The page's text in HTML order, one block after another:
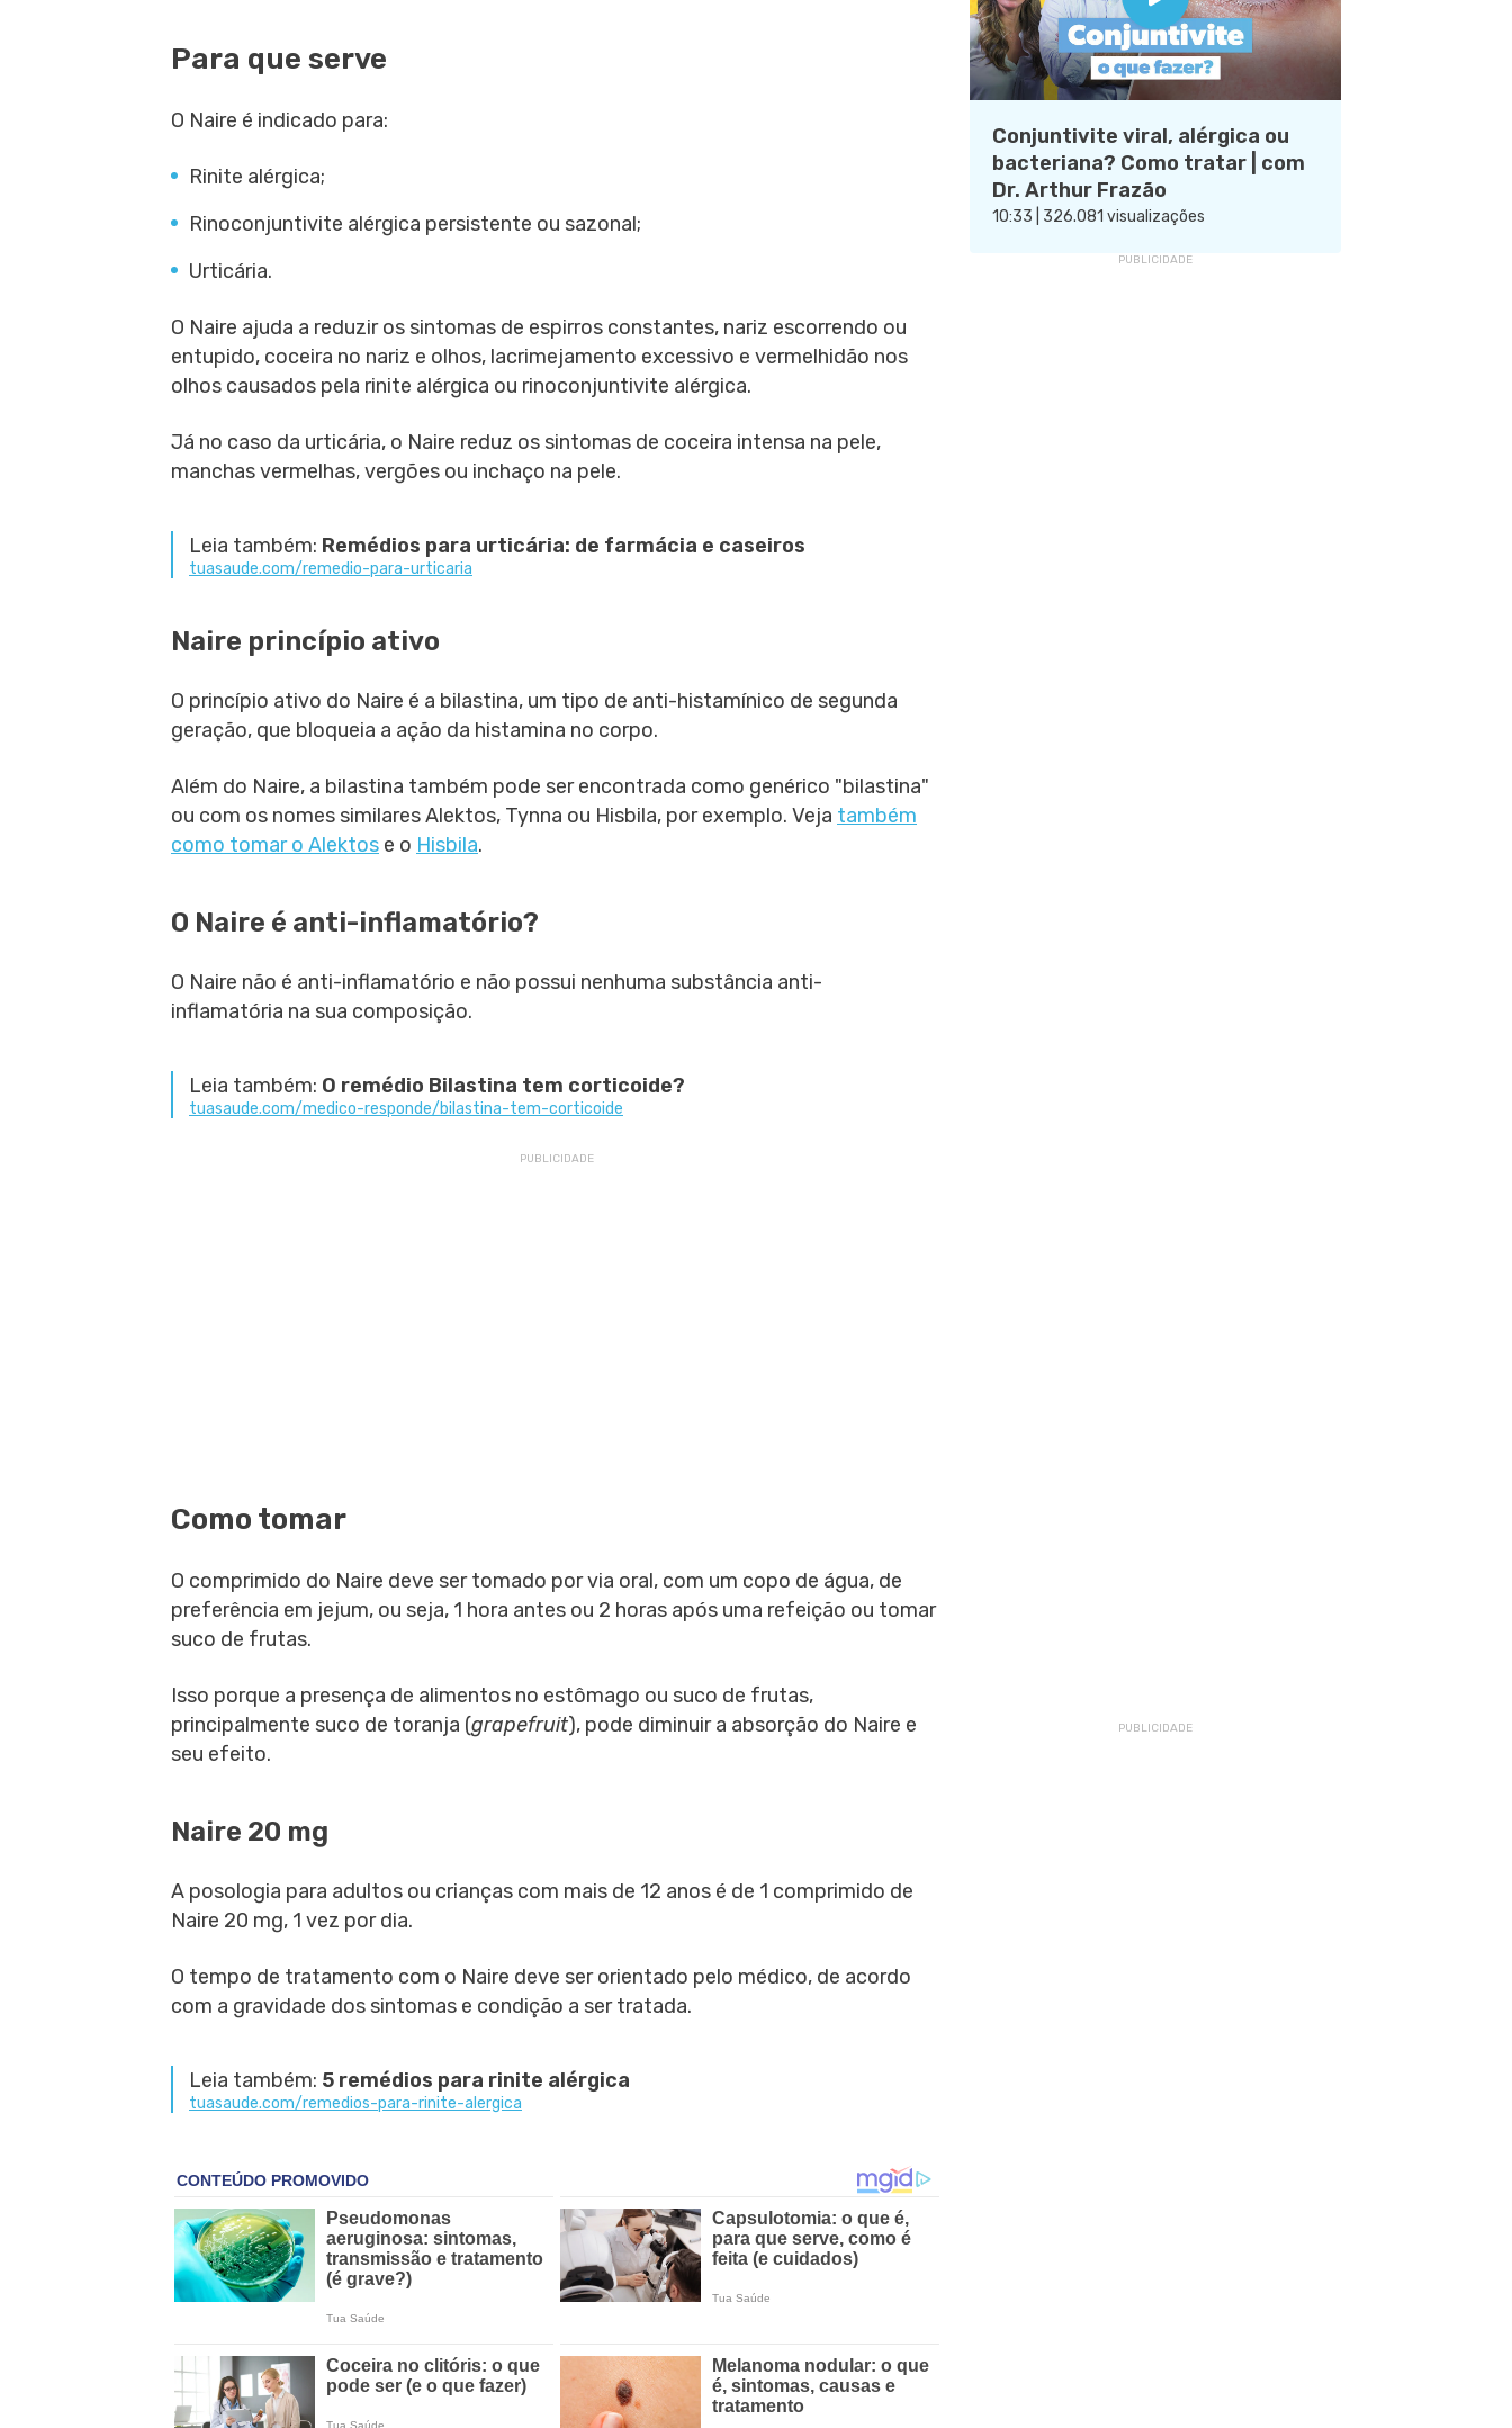
Para que serve
O Naire é indicado para:
Rinite alérgica;
Rinoconjuntivite alérgica persistente ou sazonal;
Urticária.
O Naire ajuda a reduzir os sintomas de espirros constantes, nariz escorrendo ou
entupido, coceira no nariz e olhos, lacrimejamento excessivo e vermelhidão nos
olhos causados pela rinite alérgica ou rinoconjuntivite alérgica.
Já no caso da urticária, o Naire reduz os sintomas de coceira intensa na pele,
manchas vermelhas, vergões ou inchaço na pele.
Leia também: Remédios para urticária: de farmácia e caseiros
tuasaude.com/remedio-para-urticaria
Naire princípio ativo
O princípio ativo do Naire é a bilastina, um tipo de anti-histamínico de segunda
geração, que bloqueia a ação da histamina no corpo.
Além do Naire, a bilastina também pode ser encontrada como genérico "bilastina"
ou com os nomes similares Alektos, Tynna ou Hisbila, por exemplo. Veja também
como tomar o Alektos e o Hisbila.
O Naire é anti-inflamatório?
O Naire não é anti-inflamatório e não possui nenhuma substância anti-
inflamatória na sua composição.
Leia também: O remédio Bilastina tem corticoide?
tuasaude.com/medico-responde/bilastina-tem-corticoide
Como tomar
O comprimido do Naire deve ser tomado por via oral, com um copo de água, de
preferência em jejum, ou seja, 1 hora antes ou 2 horas após uma refeição ou tomar
suco de frutas.
Isso porque a presença de alimentos no estômago ou suco de frutas,
principalmente suco de toranja (grapefruit), pode diminuir a absorção do Naire e
seu efeito.
Naire 20 mg
A posologia para adultos ou crianças com mais de 12 anos é de 1 comprimido de
Naire 20 mg, 1 vez por dia.
O tempo de tratamento com o Naire deve ser orientado pelo médico, de acordo
com a gravidade dos sintomas e condição a ser tratada.
Leia também: 5 remédios para rinite alérgica
tuasaude.com/remedios-para-rinite-alergica
Conjuntivite viral, alérgica ou
bacteriana? Como tratar | com
Dr. Arthur Frazão
10:33 | 326.081 visualizações